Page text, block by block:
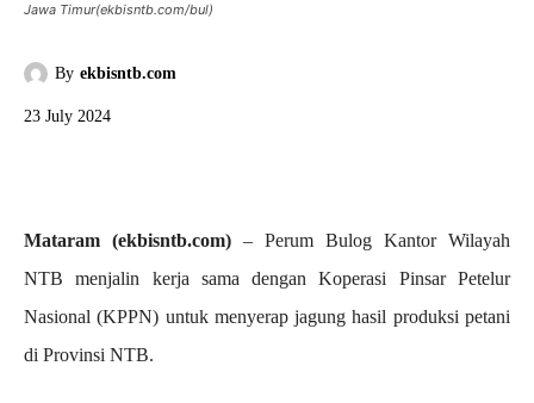
Jawa Timur(ekbisntb.com/bul)
By ekbisntb.com
23 July 2024
Mataram (ekbisntb.com) – Perum Bulog Kantor Wilayah
NTB menjalin kerja sama dengan Koperasi Pinsar Petelur
Nasional (KPPN) untuk menyerap jagung hasil produksi petani
di Provinsi NTB.